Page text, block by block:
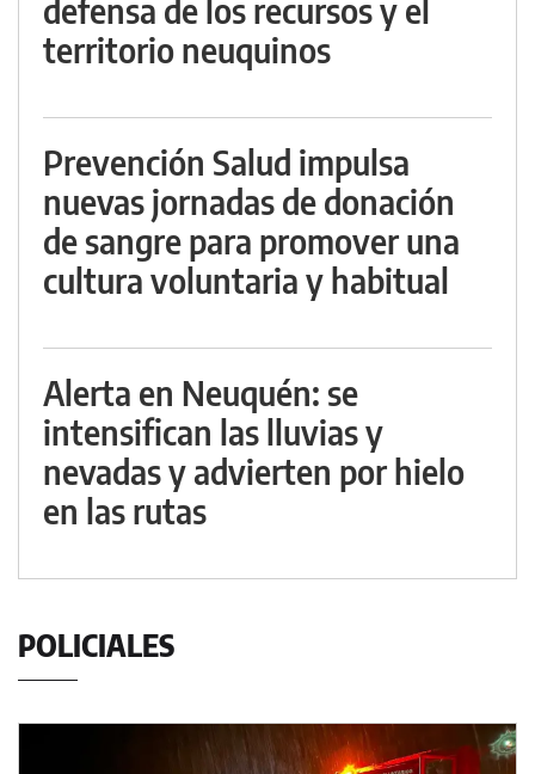
defensa de los recursos y el
territorio neuquinos
Prevención Salud impulsa
nuevas jornadas de donación
de sangre para promover una
cultura voluntaria y habitual
Alerta en Neuquén: se
intensifican las lluvias y
nevadas y advierten por hielo
en las rutas
POLICIALES